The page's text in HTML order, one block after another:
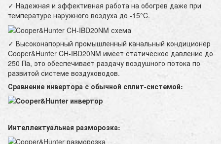
✓ Надежная и эффективная работа на обогрев даже при
температуре наружного воздуха до -15°C.
✓ Высоконапорный промышленный канальный кондиционер
Cooper&Hunter CH-IBD20NM имеет статическое давление до
250 Па, это обеспечивает раздачу воздушного потока по
развитой системе воздуховодов.
Сравнение инвертора с обычной сплит-системой:
Интеллектуальная разморозка: